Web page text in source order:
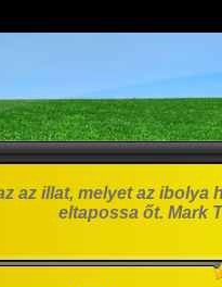
az illat, melyet az ibolya
eltapossa őt. Mark